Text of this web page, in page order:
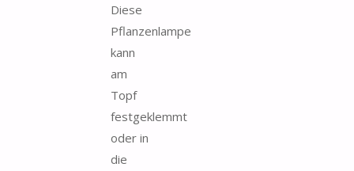
Diese
Pflanzenlampe
kann
am
Topf
festgeklemmt
oder in
die